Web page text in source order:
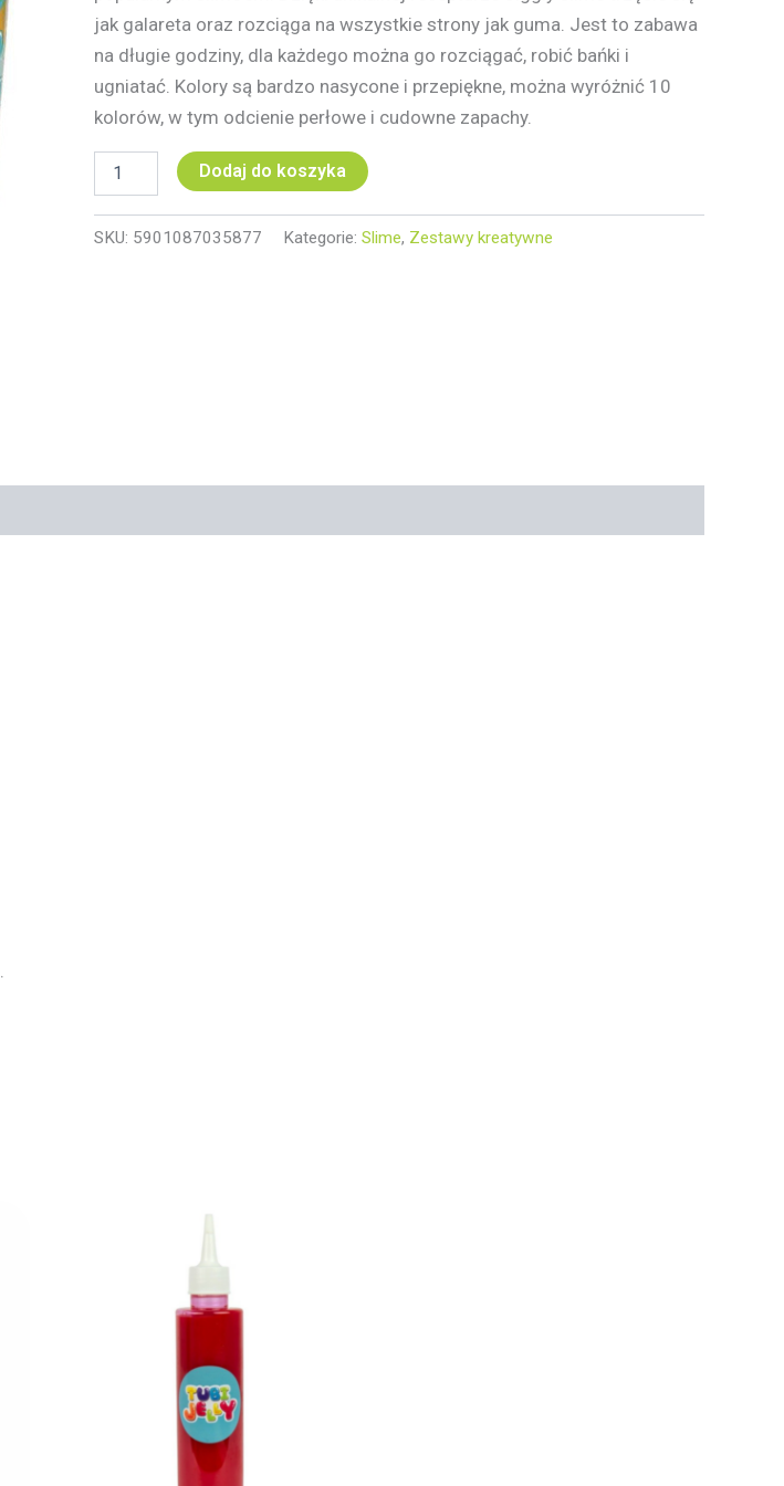
jak galareta oraz rozciąga na wszystkie strony jak guma. Jest to zabawa
na długie godziny, dla każdego można go rozciągać, robić bańki i
ugniatać. Kolory są bardzo nasycone i przepiękne, można wyróżnić 10
kolorów, w tym odcienie perłowe i cudowne zapachy.
Dodaj do koszyka
SKU: 5901087035877 Kategorie: Slime, Zestawy kreatywne